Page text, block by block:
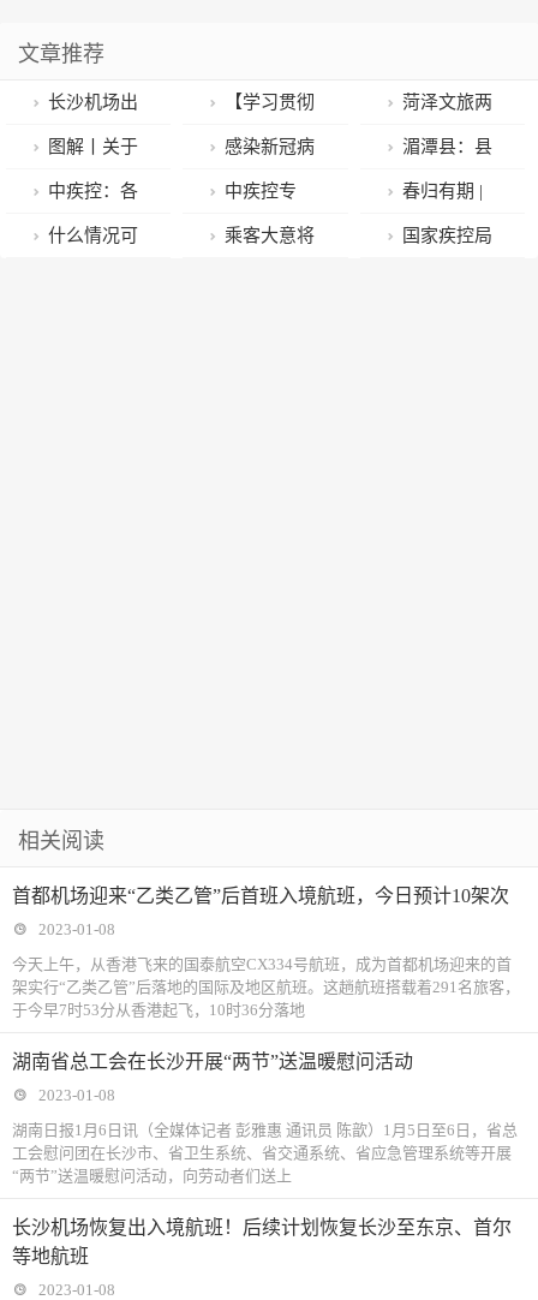
文章推荐
长沙机场出
入境航班恢复
正常运行
【学习贯彻
党的二十大精
神｜我为群众
办实事】心系
菏泽文旅两
项工作入选全
省亮点
图解丨关于
“阳康”的七问
七答
感染新冠病
毒后多久可以
接种疫苗？中
湄潭县：县
镇联动，巡回
医疗服务实现
中疾控：各
地要合理设置
中疾控专
家：社区要保
春归有期 |
记者镜头：回
什么情况可 乘客大意将 国家疾控局
相关阅读
首都机场迎来“乙类乙管”后首班入境航班，今日预计10架次
2023-01-08
今天上午，从香港飞来的国泰航空CX334号航班，成为首都机场迎来的首
架实行“乙类乙管”后落地的国际及地区航班。这趟航班搭载着291名旅客，
于今早7时53分从香港起飞，10时36分落地
湖南省总工会在长沙开展“两节”送温暖慰问活动
2023-01-08
湖南日报1月6日讯（全媒体记者 彭雅惠 通讯员 陈歆）1月5日至6日，省总
工会慰问团在长沙市、省卫生系统、省交通系统、省应急管理系统等开展
“两节”送温暖慰问活动，向劳动者们送上
长沙机场恢复出入境航班！后续计划恢复长沙至东京、首尔
等地航班
2023-01-08